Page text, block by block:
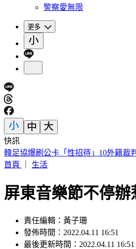
警察愛無限
更多
快訊
陳明真、季忠平「家中爆發激烈口角
首頁
生活
屏東音樂節不停
責任編輯：黃子珊
發佈時間：2022.04.11 16:51
最後更新時間：2022.04.11 16:51